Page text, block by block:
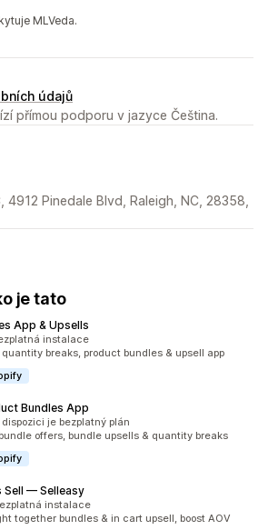
MLVeda.
údajů
přímou podporu v jazyce Čeština.
4912 Pinedale Blvd, Raleigh, NC, 28358,
je tato
App & Upsells
5081
instalace
breaks, product bundles & upsell app
Bundles App
2495
dispozici je bezplatný plán
offers, bundle upsells & quantity breaks
Sell — Selleasy
2479
instalace
together bundles & in cart upsell, boost AOV